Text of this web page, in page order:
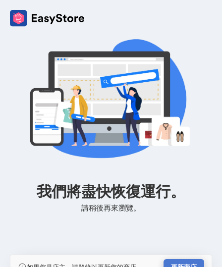
我們將盡快恢復運行。
請稍後再來瀏覽。